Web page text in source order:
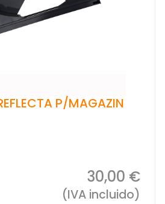
P/MAGAZIN
30,00 €
(IVA incluido)